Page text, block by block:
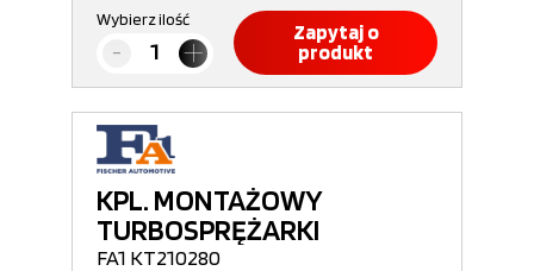
Wybierz ilość
Zapytaj o
produkt
KPL. MONTAŻOWY
TURBOSPRĘŻARKI
FA1 KT210280